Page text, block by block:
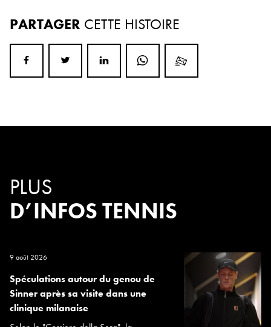
PARTAGER CETTE HISTOIRE
PLUS
D’INFOS TENNIS
9 août 2026
Spéculations autour du genou de
Sinner après sa visite dans une
clinique milanaise